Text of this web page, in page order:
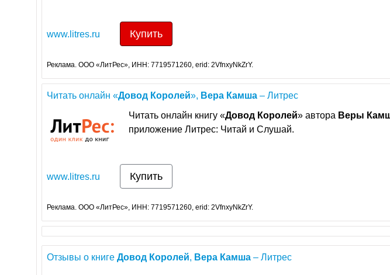
www.litres.ru Купить
Реклама. ООО «ЛитРес», ИНН: 7719571260, erid: 2VfnxyNkZrY.
Читать онлайн «Довод Королей», Вера Камша – Литрес
Читать онлайн книгу «Довод Королей» автора Веры
приложение Литрес: Читай и Слушай.
www.litres.ru Купить
Реклама. ООО «ЛитРес», ИНН: 7719571260, erid: 2VfnxyNkZrY.
Отзывы о книге Довод Королей, Вера Камша – Литрес